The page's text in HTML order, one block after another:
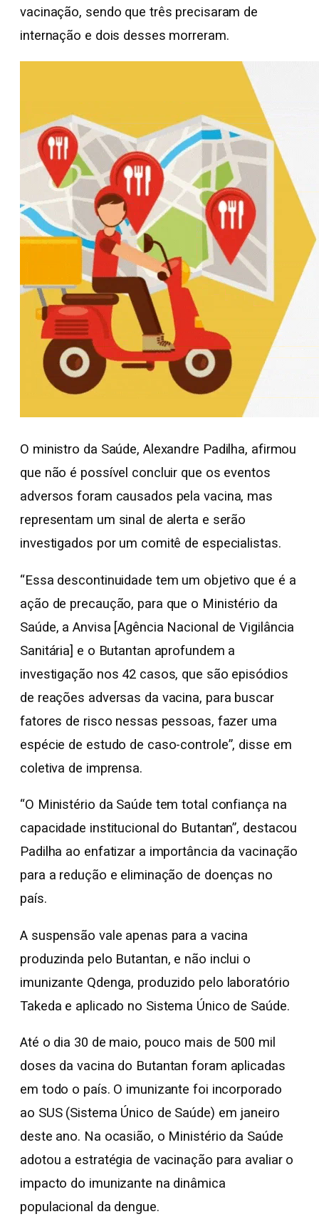
vacinação, sendo que três precisaram de
internação e dois desses morreram.
O ministro da Saúde, Alexandre Padilha, afirmou
que não é possível concluir que os eventos
adversos foram causados pela vacina, mas
representam um sinal de alerta e serão
investigados por um comitê de especialistas.
“Essa descontinuidade tem um objetivo que é a
ação de precaução, para que o Ministério da
Saúde, a Anvisa [Agência Nacional de Vigilância
Sanitária] e o Butantan aprofundem a
investigação nos 42 casos, que são episódios
de reações adversas da vacina, para buscar
fatores de risco nessas pessoas, fazer uma
espécie de estudo de caso-controle”, disse em
coletiva de imprensa.
“O Ministério da Saúde tem total confiança na
capacidade institucional do Butantan”, destacou
Padilha ao enfatizar a importância da vacinação
para a redução e eliminação de doenças no
país.
A suspensão vale apenas para a vacina
produzinda pelo Butantan, e não inclui o
imunizante Qdenga, produzido pelo laboratório
Takeda e aplicado no Sistema Único de Saúde.
Até o dia 30 de maio, pouco mais de 500 mil
doses da vacina do Butantan foram aplicadas
em todo o país. O imunizante foi incorporado
ao SUS (Sistema Único de Saúde) em janeiro
deste ano. Na ocasião, o Ministério da Saúde
adotou a estratégia de vacinação para avaliar o
impacto do imunizante na dinâmica
populacional da dengue.